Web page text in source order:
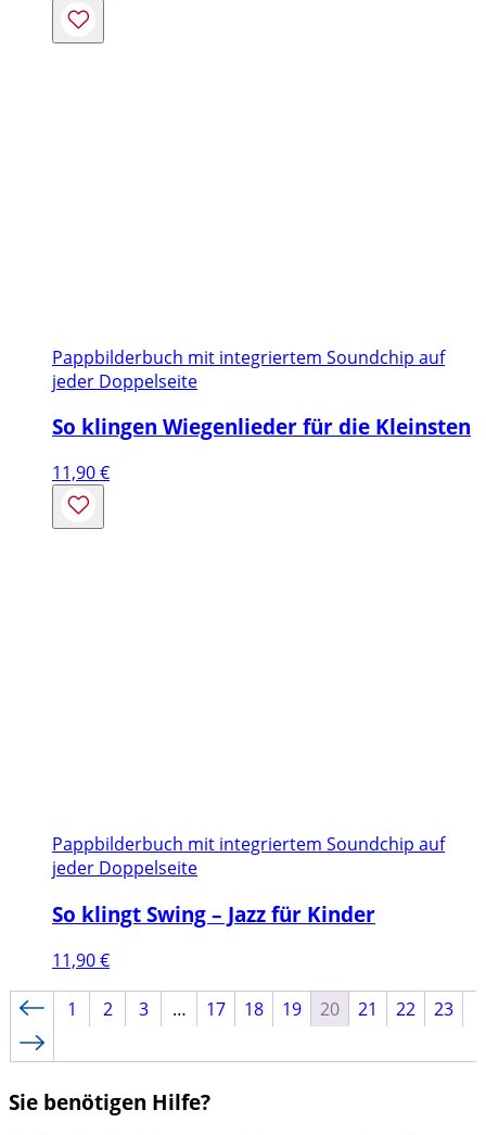
Pappbilderbuch mit integriertem Soundchip auf
jeder Doppelseite
So klingen Wiegenlieder für die Kleinsten
11,90€
Pappbilderbuch mit integriertem Soundchip auf
jeder Doppelseite
So klingt Swing – Jazz für Kinder
11,90€
1 2 3 … 17 18 19 20 21 22 23
Sie benötigen Hilfe?